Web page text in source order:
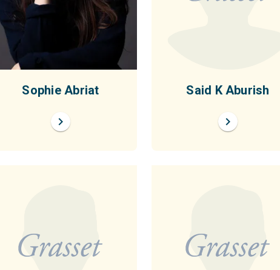
Sophie Abriat
chevron_right
Said K Aburish
chevron_right